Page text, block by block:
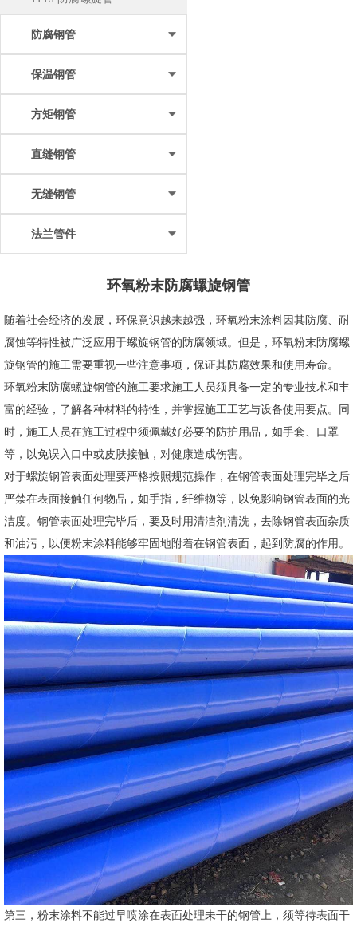
防腐钢管
保温钢管
方矩钢管
直缝钢管
无缝钢管
法兰管件
环氧粉末防腐螺旋钢管
随着社会经济的发展，环保意识越来越强，环氧粉末涂料因其防腐、耐
腐蚀等特性被广泛应用于螺旋钢管的防腐领域。但是，环氧粉末防腐螺
旋钢管的施工需要重视一些注意事项，保证其防腐效果和使用寿命。
环氧粉末防腐螺旋钢管的施工要求施工人员须具备一定的专业技术和丰
富的经验，了解各种材料的特性，并掌握施工工艺与设备使用要点。同
时，施工人员在施工过程中须佩戴好必要的防护用品，如手套、口罩
等，以免误入口中或皮肤接触，对健康造成伤害。
对于螺旋钢管表面处理要严格按照规范操作，在钢管表面处理完毕之后
严禁在表面接触任何物品，如手指，纤维物等，以免影响钢管表面的光
洁度。钢管表面处理完毕后，要及时用清洁剂清洗，去除钢管表面杂质
和油污，以便粉末涂料能够牢固地附着在钢管表面，起到防腐的作用。
第三，粉末涂料不能过早喷涂在表面处理未干的钢管上，须等待表面干